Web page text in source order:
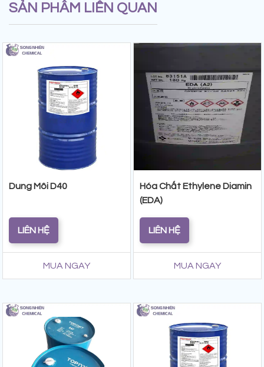
SẢN PHẨM LIÊN QUAN
Dung Môi D40
LIÊN HỆ
MUA NGAY
Hóa Chất Ethylene Diamin
(EDA)
LIÊN HỆ
MUA NGAY